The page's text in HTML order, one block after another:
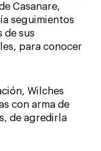
Casanare,
seguimientos
de sus
para conocer
Wilches
con arma de
de agredirla